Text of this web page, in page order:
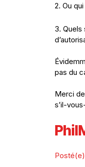
2. Ou
3.
pas du
Merci
s’il-
Posté(e)